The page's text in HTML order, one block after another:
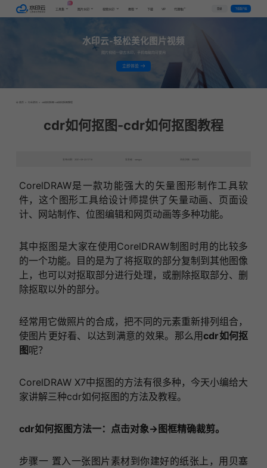
工具集
AI
图片水印 视频水印 教程 下载 VIP 代理推广 登录 下载客户端
水印云-轻松美化图片视频
图片视频一键去水印，手机电脑均可使用
立即体验
首页 > 行业资讯 > cdr如何抠图-cdr如何抠图教程
cdr如何抠图-cdr如何抠图教程
发布日期：2021-09-23 17:16 发表者：sangyu 浏览次数：8555次
CorelDRAW是一款功能强大的矢量图形制作工具软
件，这个图形工具给设计师提供了矢量动画、页面设
计、网站制作、位图编辑和网页动画等多种功能。
其中抠图是大家在使用CorelDRAW制图时用的比较多
的一个功能。目的是为了将抠取的部分复制到其他图像
上，也可以对抠取部分进行处理，或删除抠取部分、删
除抠取以外的部分。
经常用它做照片的合成，把不同的元素重新排列组合，
使图片更好看、以达到满意的效果。那么用cdr如何抠
图呢？
CorelDRAW X7中抠图的方法有很多种，今天小编给大
家讲解三种cdr如何抠图的方法及教程。
cdr如何抠图方法一：点击对象→图框精确裁剪。
步骤一 置入一张图片素材到你建好的纸张上，用贝塞